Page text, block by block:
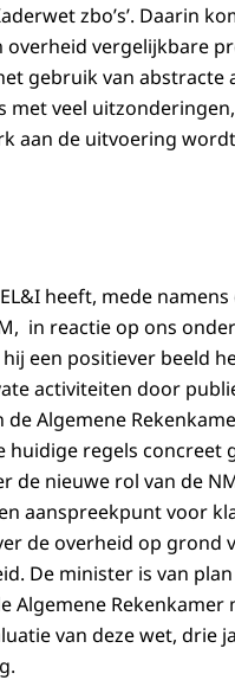
zbo’s’. Daarin
overheid vergelijkbare
gebruik van abstracte
met veel
aan de uitvoering wordt
heeft, mede
in reactie op ons
een positiever beeld
activiteiten door
Algemene
huidige regels concreet
de nieuwe rol van de
aanspreekpunt voor
de overheid op grond
De minister is van
Algemene Rekenkamer
van deze wet, drie